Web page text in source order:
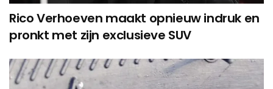
Rico Verhoeven maakt opnieuw indruk en
pronkt met zijn exclusieve SUV